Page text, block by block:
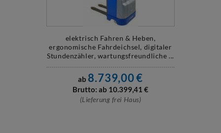
elektrisch Fahren & Heben,
ergonomische Fahrdeichsel, digitaler
Stundenzähler, wartungsfreundliche ...
ab 8.739,00€
Brutto: ab 10.399,41 €
(Lieferung frei Haus)